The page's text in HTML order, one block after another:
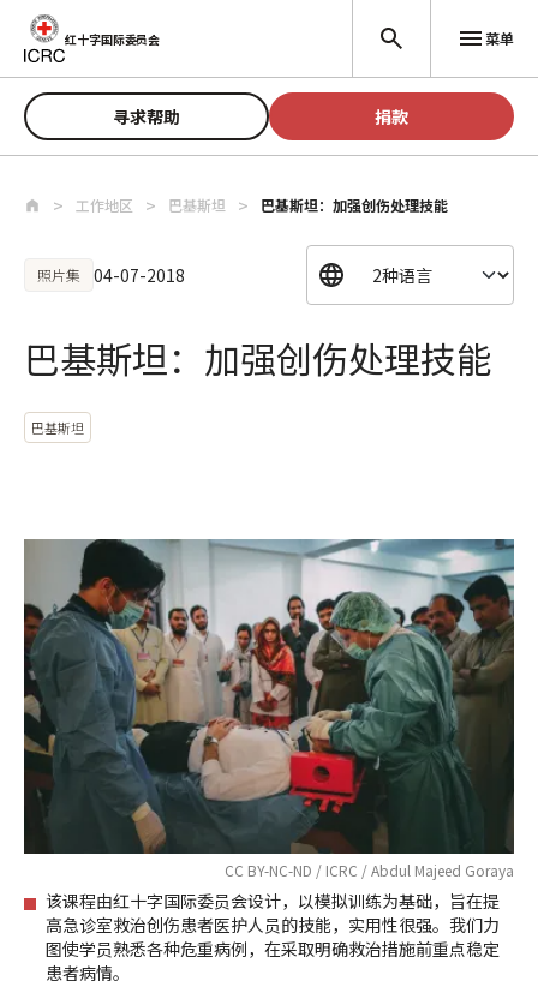
跳至主要内容
红十字国际委员会 菜单
寻求帮助 捐款
工作地区 巴基斯坦 巴基斯坦：加强创伤处理技能
照片集 04-07-2018
巴基斯坦：加强创伤处理技能
巴基斯坦
CC BY-NC-ND / ICRC / Abdul Majeed Goraya
该课程由红十字国际委员会设计，以模拟训练为基础，旨在提
高急诊室救治创伤患者医护人员的技能，实用性很强。我们力
图使学员熟悉各种危重病例，在采取明确救治措施前重点稳定
患者病情。